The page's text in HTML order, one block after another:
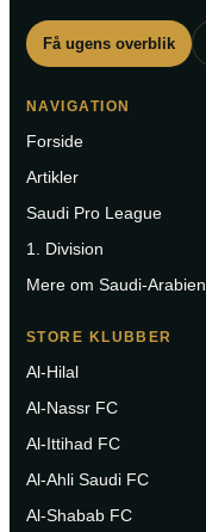
Få ugens overblik
NAVIGATION
Forside
Artikler
Saudi Pro League
1. Division
Mere om Saudi-Arabien
STORE KLUBBER
Al-Hilal
Al-Nassr FC
Al-Ittihad FC
Al-Ahli Saudi FC
Al-Shabab FC